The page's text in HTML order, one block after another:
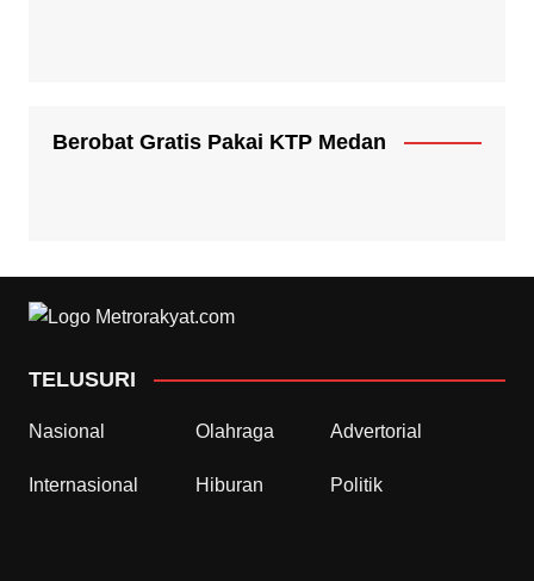
Berobat Gratis Pakai KTP Medan
TELUSURI
Nasional Olahraga Advertorial
Internasional Hiburan Politik